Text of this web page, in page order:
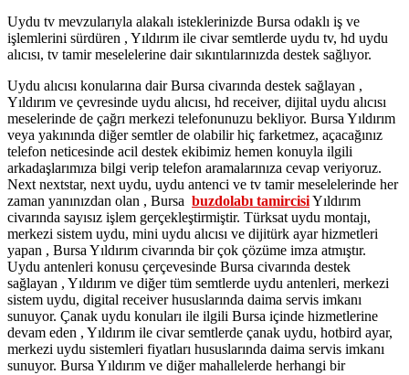
Uydu tv mevzularıyla alakalı isteklerinizde Bursa odaklı iş ve
işlemlerini sürdüren , Yıldırım ile civar semtlerde uydu tv, hd uydu
alıcısı, tv tamir meselelerine dair sıkıntılarınızda destek sağlıyor.
Uydu alıcısı konularına dair Bursa civarında destek sağlayan ,
Yıldırım ve çevresinde uydu alıcısı, hd receiver, dijital uydu alıcısı
meselerinde de çağrı merkezi telefonunuzu bekliyor. Bursa Yıldırım
veya yakınında diğer semtler de olabilir hiç farketmez, açacağınız
telefon neticesinde acil destek ekibimiz hemen konuyla ilgili
arkadaşlarımıza bilgi verip telefon aramalarınıza cevap veriyoruz.
Next nextstar, next uydu, uydu antenci ve tv tamir meselelerinde her
zaman yanınızdan olan , Bursa buzdolabı tamircisiYıldırım
civarında sayısız işlem gerçekleştirmiştir. Türksat uydu montajı,
merkezi sistem uydu, mini uydu alıcısı ve dijitürk ayar hizmetleri
yapan , Bursa Yıldırım civarında bir çok çözüme imza atmıştır.
Uydu antenleri konusu çerçevesinde Bursa civarında destek
sağlayan , Yıldırım ve diğer tüm semtlerde uydu antenleri, merkezi
sistem uydu, digital receiver hususlarında daima servis imkanı
sunuyor. Çanak uydu konuları ile ilgili Bursa içinde hizmetlerine
devam eden , Yıldırım ile civar semtlerde çanak uydu, hotbird ayar,
merkezi uydu sistemleri fiyatları hususlarında daima servis imkanı
sunuyor. Bursa Yıldırım ve diğer mahallelerde herhangi bir